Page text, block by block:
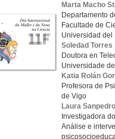
Marta Macho
Departamento
Facultade de
Universidad del
Soledad Torres
Doutora en
Universidade
Katia Rolán
Profesora de
de Vigo
Laura Sanpedro
Investigadora
Análise e